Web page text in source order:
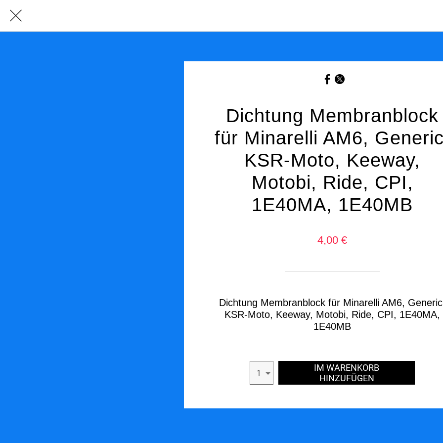
Dichtung Membranblock
für Minarelli AM6,
KSR-Moto, Keeway,
Motobi, Ride, CPI,
1E40MA, 1E40MB
4,00 €
Dichtung Membranblock für Minarelli AM6,
KSR-Moto, Keeway, Motobi, Ride, CPI, 1E40MA,
1E40MB
1
IM WARENKORB
HINZUFÜGEN